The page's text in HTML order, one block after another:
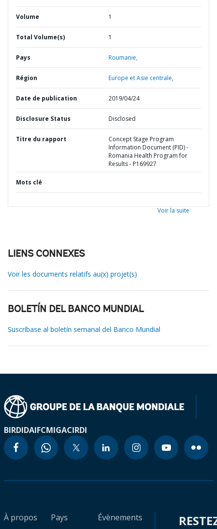
Volume 1
Total Volume(s) 1
Pays Roumanie,
Région Europe et Asie centrale,
Date de publication 2019/04/24
Disclosure Status Disclosed
Titre du rapport
Concept Stage Program
Information Document (PID) -
Romania Health Program for
Results - P169927
Mots clé
Voir la suite
LIENS CONNEXES
Voir les documents relatifs au(x) projet(s)
BOLETÍN DEL BANCO MUNDIAL
Suscríbase al boletín semanal del Banco Mundial
BIRDIDAIFCMIGACIRDI
À propos
Pays
Évènements